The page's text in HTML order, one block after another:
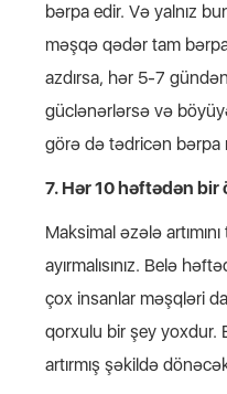
bərpa edir. Və yalnız
məşqə qədər tam
azdırsa, hər 5-7
güclənərlərsə və
görə də tədricən bərpa
7. Hər 10 həftədən
Maksimal əzələ
ayırmalısınız. Belə
çox insanlar məşqləri
qorxulu bir şey yoxdur.
artırmış şəkildə